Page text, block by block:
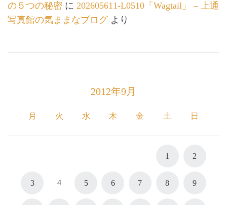
の５つの秘密 に 202605611-L0510「Wagtail」 – 上通
写真館の気ままなブログより
2012年9月
月 火 水 木 金 土 日
1 2
3 4 5 6 7 8 9